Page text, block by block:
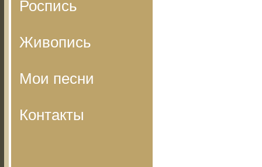
Роспись
Живопись
Мои песни
Контакты